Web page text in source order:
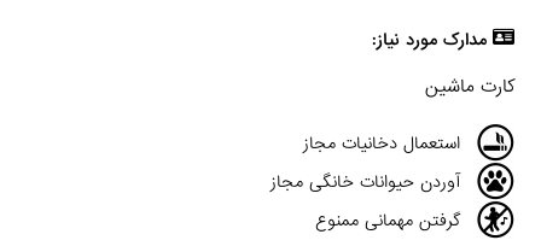
مدارک مورد نیاز:
کارت ماشين
استعمال دخانیات مجاز
آوردن حیوانات خانگی مجاز
گرفتن مهمانی ممنوع